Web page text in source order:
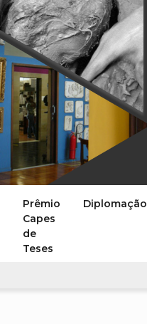
Prêmio
Capes
de
Teses
Diplomação